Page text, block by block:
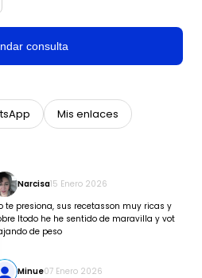
consulta
Mis enlaces
Narcisa15 Enero 2026
te presiona, sus recetasson muy ricas y
ltodo he he sentido de maravilla y vot
de peso
Minue07 Enero 2026